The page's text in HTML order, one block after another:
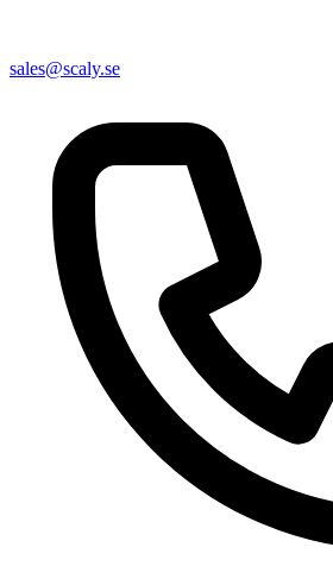
sales@scaly.se